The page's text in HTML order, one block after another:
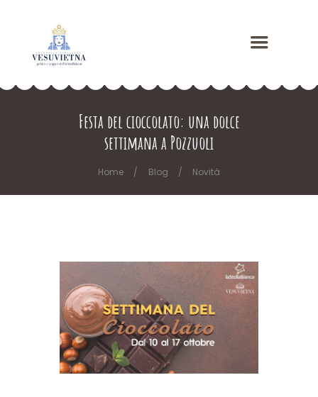
Festa del cioccolato: una dolce
settimana a Pozzuoli
Home Blog Novità